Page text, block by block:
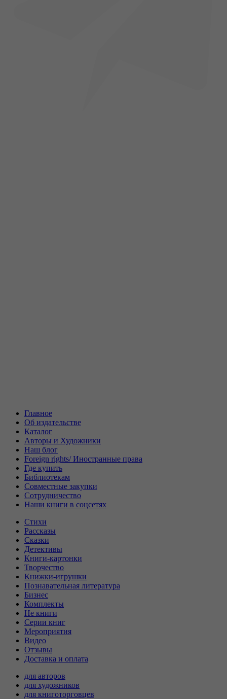
Главное
Об издательстве
Каталог
Авторы и Художники
Наш блог
Foreign rights/ Иностранные права
Где купить
Библиотекам
Совместные закупки
Сотрудничество
Наши книги в соцсетях
Стихи
Рассказы
Сказки
Детективы
Книги-картонки
Творчество
Книжки-игрушки
Познавательная литература
Бизнес
Комплекты
Не книги
Серии книг
Мероприятия
Видео
Отзывы
Доставка и оплата
для авторов
для художников
для книготорговцев